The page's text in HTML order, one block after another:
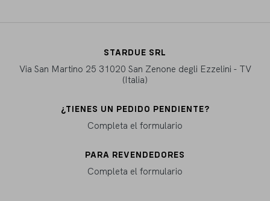
STARDUE SRL
Via San Martino 25 31020 San Zenone degli Ezzelini - TV
(Italia)
¿TIENES UN PEDIDO PENDIENTE?
Completa el formulario
PARA REVENDEDORES
Completa el formulario